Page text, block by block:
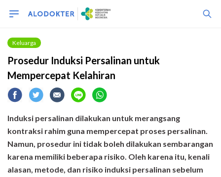
Keluarga
Prosedur Induksi Persalinan untuk
Mempercepat Kelahiran
Induksi persalinan dilakukan untuk merangsang
kontraksi rahim guna mempercepat proses persalinan.
Namun, prosedur ini tidak boleh dilakukan sembarangan
karena memiliki beberapa risiko. Oleh karena itu, kenali
alasan, metode, dan risiko induksi persalinan sebelum